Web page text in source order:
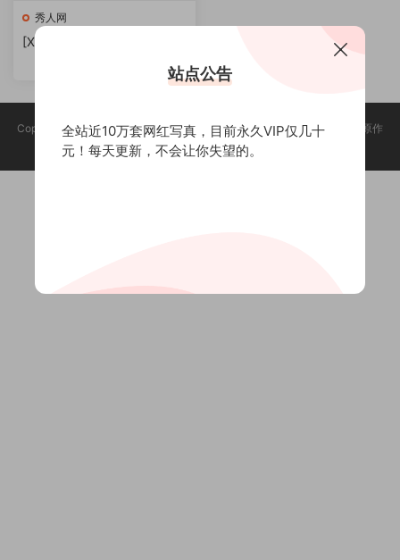
秀人网
[XIUREN秀人网]梦灵儿Mini
Copyright @ 2025 养眼集 版权声明:本站所有资源均收集于网络，版权归原作
者所有，如有侵权，请联系删除。
站点公告
全站近10万套网红写真，目前永久VIP仅几十
元！每天更新，不会让你失望的。